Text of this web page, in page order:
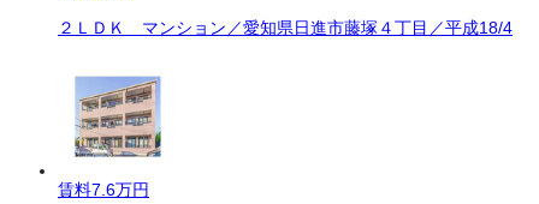
２ＬＤＫ マンション／愛知県日進市藤塚４丁目／平成18/4
賃料7.6万円